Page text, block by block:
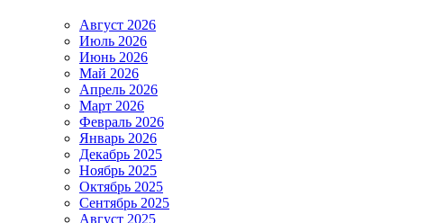
Август 2026
Июль 2026
Июнь 2026
Май 2026
Апрель 2026
Март 2026
Февраль 2026
Январь 2026
Декабрь 2025
Ноябрь 2025
Октябрь 2025
Сентябрь 2025
Август 2025